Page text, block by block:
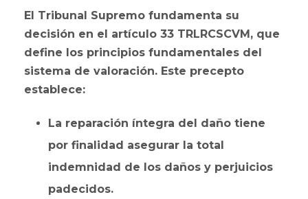
El Tribunal Supremo fundamenta su
decisión en el artículo 33 TRLRCSCVM, que
define los principios fundamentales del
sistema de valoración. Este precepto
establece:
La reparación íntegra del daño tiene
por finalidad asegurar la total
indemnidad de los daños y perjuicios
padecidos.